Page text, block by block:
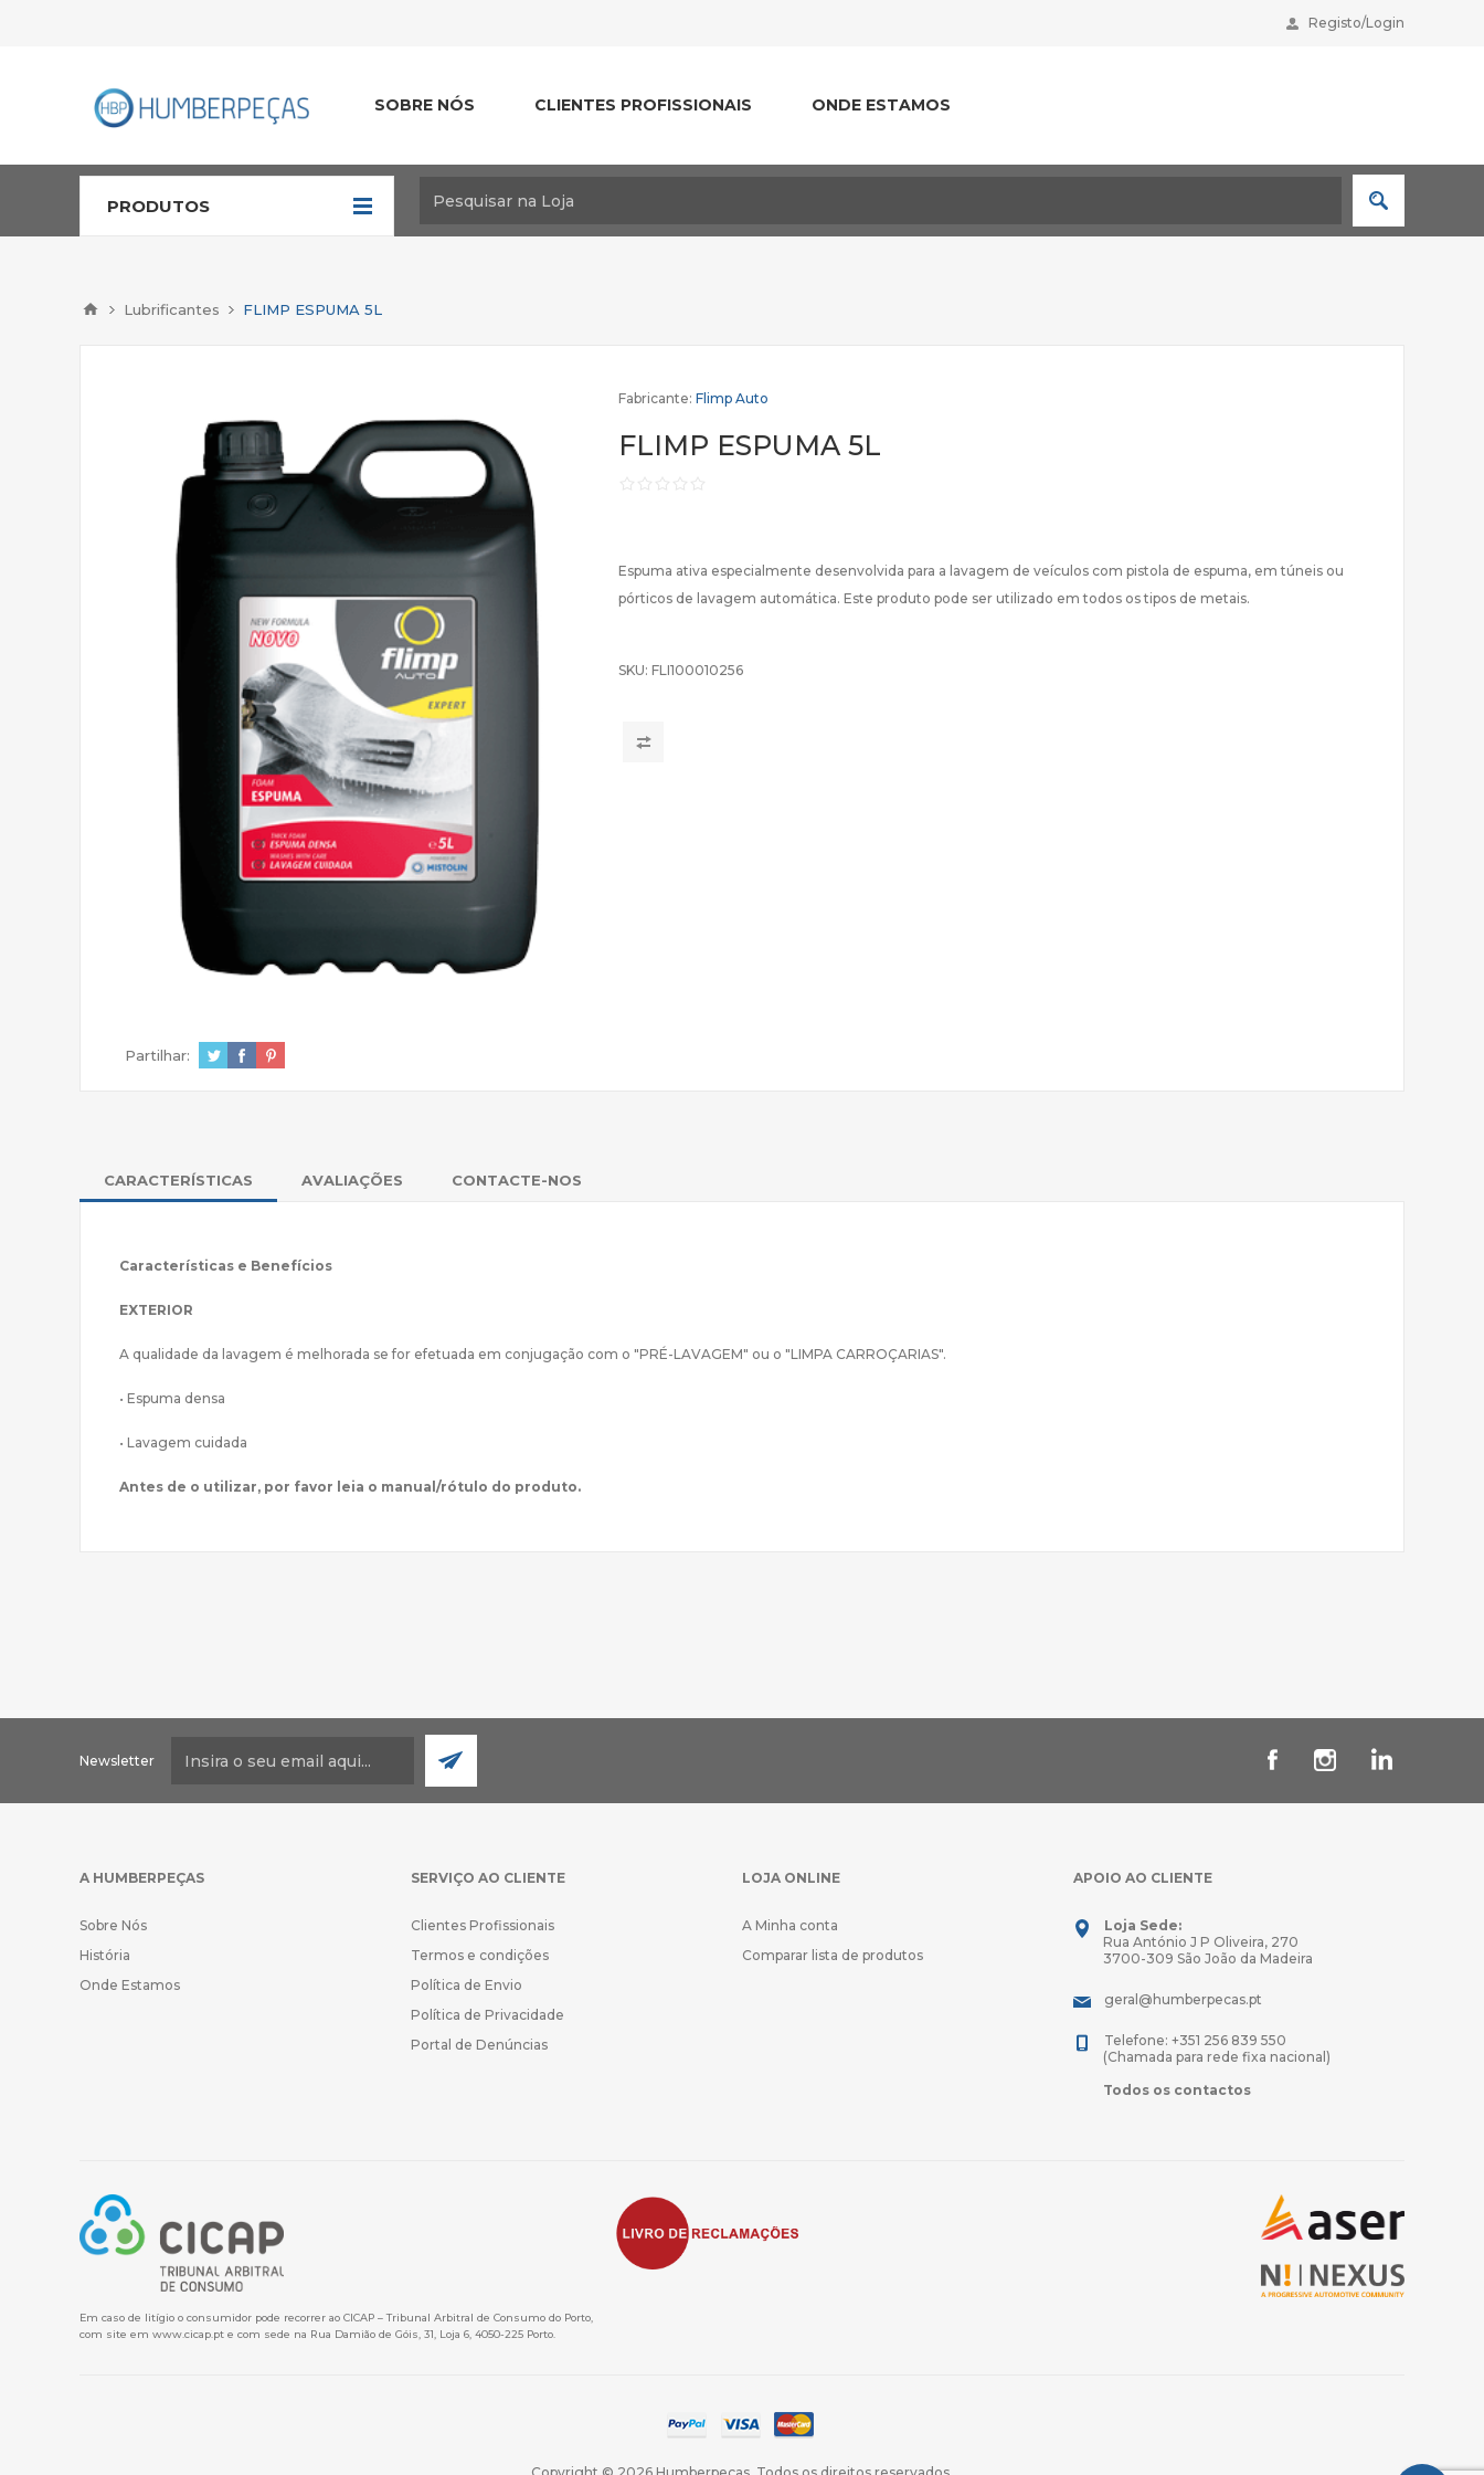
Registo/Login
SOBRE NÓS CLIENTES PROFISSIONAIS ONDE ESTAMOS
PRODUTOS
Lubrificantes FLIMP ESPUMA 5L
Fabricante: Flimp Auto
FLIMP ESPUMA 5L
Espuma ativa especialmente desenvolvida para a lavagem de veículos com pistola de espuma, em túneis ou
pórticos de lavagem automática. Este produto pode ser utilizado em todos os tipos de metais.
SKU: FLI100010256
Partilhar:
CARACTERÍSTICAS AVALIAÇÕES CONTACTE-NOS
Características e Benefícios
EXTERIOR
A qualidade da lavagem é melhorada se for efetuada em conjugação com o "PRÉ-LAVAGEM" ou o "LIMPA CARROÇARIAS".
• Espuma densa
• Lavagem cuidada
Antes de o utilizar, por favor leia o manual/rótulo do produto.
Newsletter
A HUMBERPEÇAS
Sobre Nós
História
Onde Estamos
SERVIÇO AO CLIENTE
Clientes Profissionais
Termos e condições
Política de Envio
Política de Privacidade
Portal de Denúncias
LOJA ONLINE
A Minha conta
Comparar lista de produtos
APOIO AO CLIENTE
Loja Sede:
Rua António J P Oliveira, 270
3700-309 São João da Madeira
geral@humberpecas.pt
Telefone: +351 256 839 550
(Chamada para rede fixa nacional)
Todos os contactos
Em caso de litígio o consumidor pode recorrer ao CICAP – Tribunal Arbitral de Consumo do Porto,
com site em www.cicap.pt e com sede na Rua Damião de Góis, 31, Loja 6, 4050-225 Porto.